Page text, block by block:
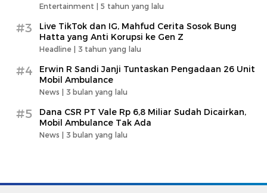
Entertainment | 5 tahun yang lalu
#3
Live TikTok dan IG, Mahfud Cerita Sosok Bung
Hatta yang Anti Korupsi ke Gen Z
Headline | 3 tahun yang lalu
#4
Erwin R Sandi Janji Tuntaskan Pengadaan 26 Unit
Mobil Ambulance
News | 3 bulan yang lalu
#5
Dana CSR PT Vale Rp 6,8 Miliar Sudah Dicairkan,
Mobil Ambulance Tak Ada
News | 3 bulan yang lalu